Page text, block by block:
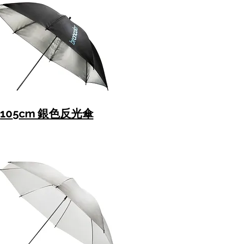
105cm 銀色反光傘